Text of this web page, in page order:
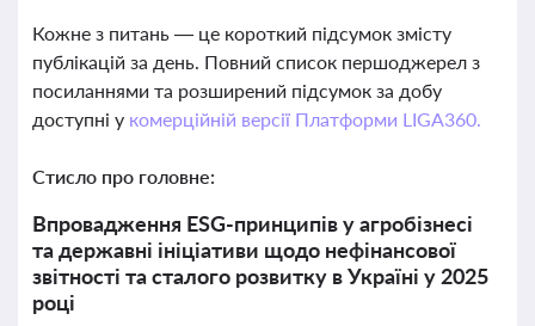
Кожне з питань — це короткий підсумок змісту
публікацій за день. Повний список першоджерел з
посиланнями та розширений підсумок за добу
доступні у комерційній версії Платформи LIGA360.
Стисло про головне:
Впровадження ESG-принципів у агробізнесі
та державні ініціативи щодо нефінансової
звітності та сталого розвитку в Україні у 2025
році